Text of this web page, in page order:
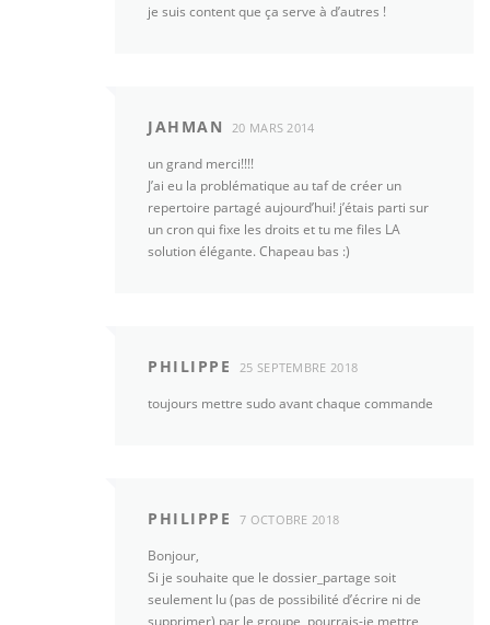
je suis content que ça serve à d’autres !
JAHMAN 20 MARS 2014
un grand merci!!!!
J’ai eu la problématique au taf de créer un
repertoire partagé aujourd’hui! j’étais parti sur
un cron qui fixe les droits et tu me files LA
solution élégante. Chapeau bas :)
PHILIPPE 25 SEPTEMBRE 2018
toujours mettre sudo avant chaque commande
PHILIPPE 7 OCTOBRE 2018
Bonjour,
Si je souhaite que le dossier_partage soit
seulement lu (pas de possibilité d’écrire ni de